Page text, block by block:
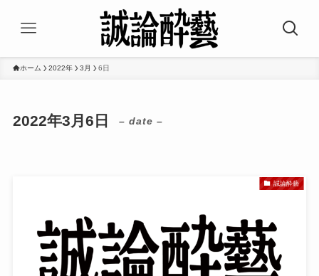
ホーム 2022年 3月 6日
2022年3月6日 – date –
誠論酔藝